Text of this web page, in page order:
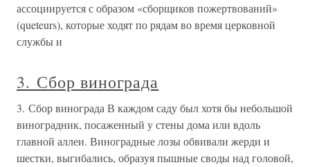
ассоциируется с образом «сборщиков пожертвований»
(queteurs), которые ходят по рядам во время церковной
службы и
3. Сбор винограда
3. Сбор винограда В каждом саду был хотя бы небольшой
виноградник, посаженный у стены дома или вдоль
главной аллеи. Виноградные лозы обвивали жерди и
шестки, выгибались, образуя пышные своды над головой,